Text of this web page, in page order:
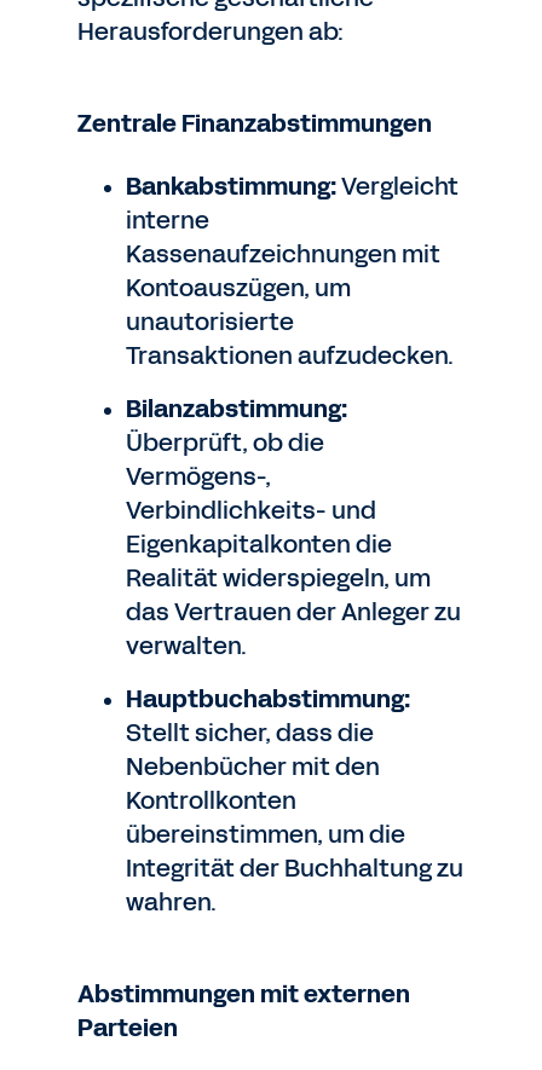
Herausforderungen ab:
Zentrale Finanzabstimmungen
Bankabstimmung:Vergleicht
interne
Kassenaufzeichnungen mit
Kontoauszügen, um
unautorisierte
Transaktionen aufzudecken.
Bilanzabstimmung:
Überprüft, ob die
Vermögens-,
Verbindlichkeits- und
Eigenkapitalkonten die
Realität widerspiegeln, um
das Vertrauen der Anleger zu
verwalten.
Hauptbuchabstimmung:
Stellt sicher, dass die
Nebenbücher mit den
Kontrollkonten
übereinstimmen, um die
Integrität der Buchhaltung zu
wahren.
Abstimmungen mit externen
Parteien